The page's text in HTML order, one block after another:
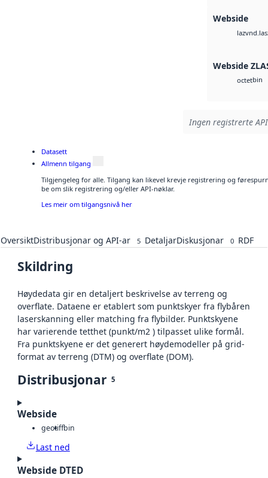
Webside
laz
Webside
octetbin
Ingen registrerte
Datasett
Allmenn tilgang
Tilgjengeleg for alle. Tilgang kan likevel krevje registrering og
be om slik registrering og/eller API-nøklar.
Les meir om tilgangsnivå her
OversiktDistribusjonar og API-ar 5 DetaljarDiskusjonar 0 RDF
Skildring
Høydedata gir en detaljert beskrivelse av terreng og
overflate. Dataene er etablert som punktskyer fra flybåren
laserskanning eller matching fra flybilder. Punktskyene
har varierende tetthet (punkt/m2 ) tilpasset ulike formål.
Fra punktskyene er det generert høydemodeller på grid-
format av terreng (DTM) og overflate (DOM).
Distribusjonar 5
Webside
geotiffbin
Last ned
Webside DTED